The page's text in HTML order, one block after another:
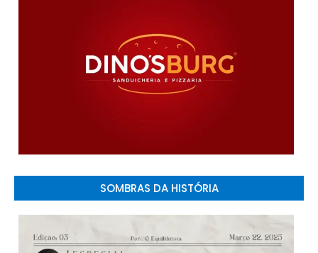
SOMBRAS DA HISTÓRIA